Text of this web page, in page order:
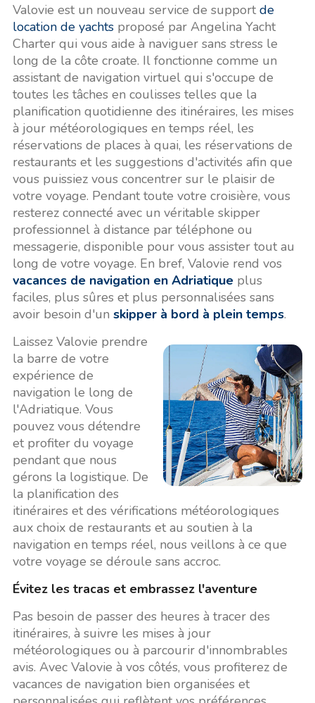
Valovie est un nouveau service de supportde
location de yachtsproposé par Angelina Yacht
Charter qui vous aide à naviguer sans stress le
long de la côte croate. Il fonctionne comme un
assistant de navigation virtuel qui s'occupe de
toutes les tâches en coulisses telles que la
planification quotidienne des itinéraires, les mises
à jour météorologiques en temps réel, les
réservations de places à quai, les réservations de
restaurants et les suggestions d'activités afin que
vous puissiez vous concentrer sur le plaisir de
votre voyage. Pendant toute votre croisière, vous
resterez connecté avec un véritable skipper
professionnel à distance par téléphone ou
messagerie, disponible pour vous assister tout au
long de votre voyage. En bref, Valovie rend vos
vacances de navigation en Adriatiqueplus
faciles, plus sûres et plus personnalisées sans
avoir besoin d'un skipper à bord à plein temps.
Laissez Valovie prendre
la barre de votre
expérience de
navigation le long de
l'Adriatique. Vous
pouvez vous détendre
et profiter du voyage
pendant que nous
gérons la logistique. De
la planification des
itinéraires et des vérifications météorologiques
aux choix de restaurants et au soutien à la
navigation en temps réel, nous veillons à ce que
votre voyage se déroule sans accroc.
Évitez les tracas et embrassez l'aventure
Pas besoin de passer des heures à tracer des
itinéraires, à suivre les mises à jour
météorologiques ou à parcourir d'innombrables
avis. Avec Valovie à vos côtés, vous profiterez de
vacances de navigation bien organisées et